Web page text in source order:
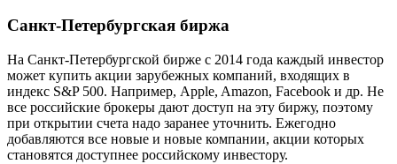
Санкт-Петербургская биржа
На Санкт-Петербургской бирже с 2014 года каждый инвестор
может купить акции зарубежных компаний, входящих в
индекс S&P 500. Например, Apple, Amazon, Facebook и др. Не
все российские брокеры дают доступ на эту биржу, поэтому
при открытии счета надо заранее уточнить. Ежегодно
добавляются все новые и новые компании, акции которых
становятся доступнее российскому инвестору.